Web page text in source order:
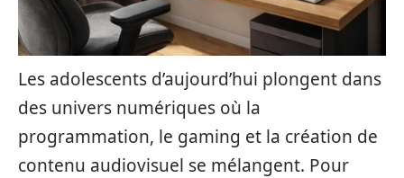
Les adolescents d’aujourd’hui plongent dans
des univers numériques où la
programmation, le gaming et la création de
contenu audiovisuel se mélangent. Pour